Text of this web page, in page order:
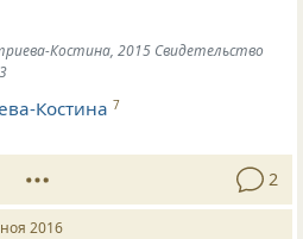
Костина, 2015 Свидетельство
Костина 7
2
2016